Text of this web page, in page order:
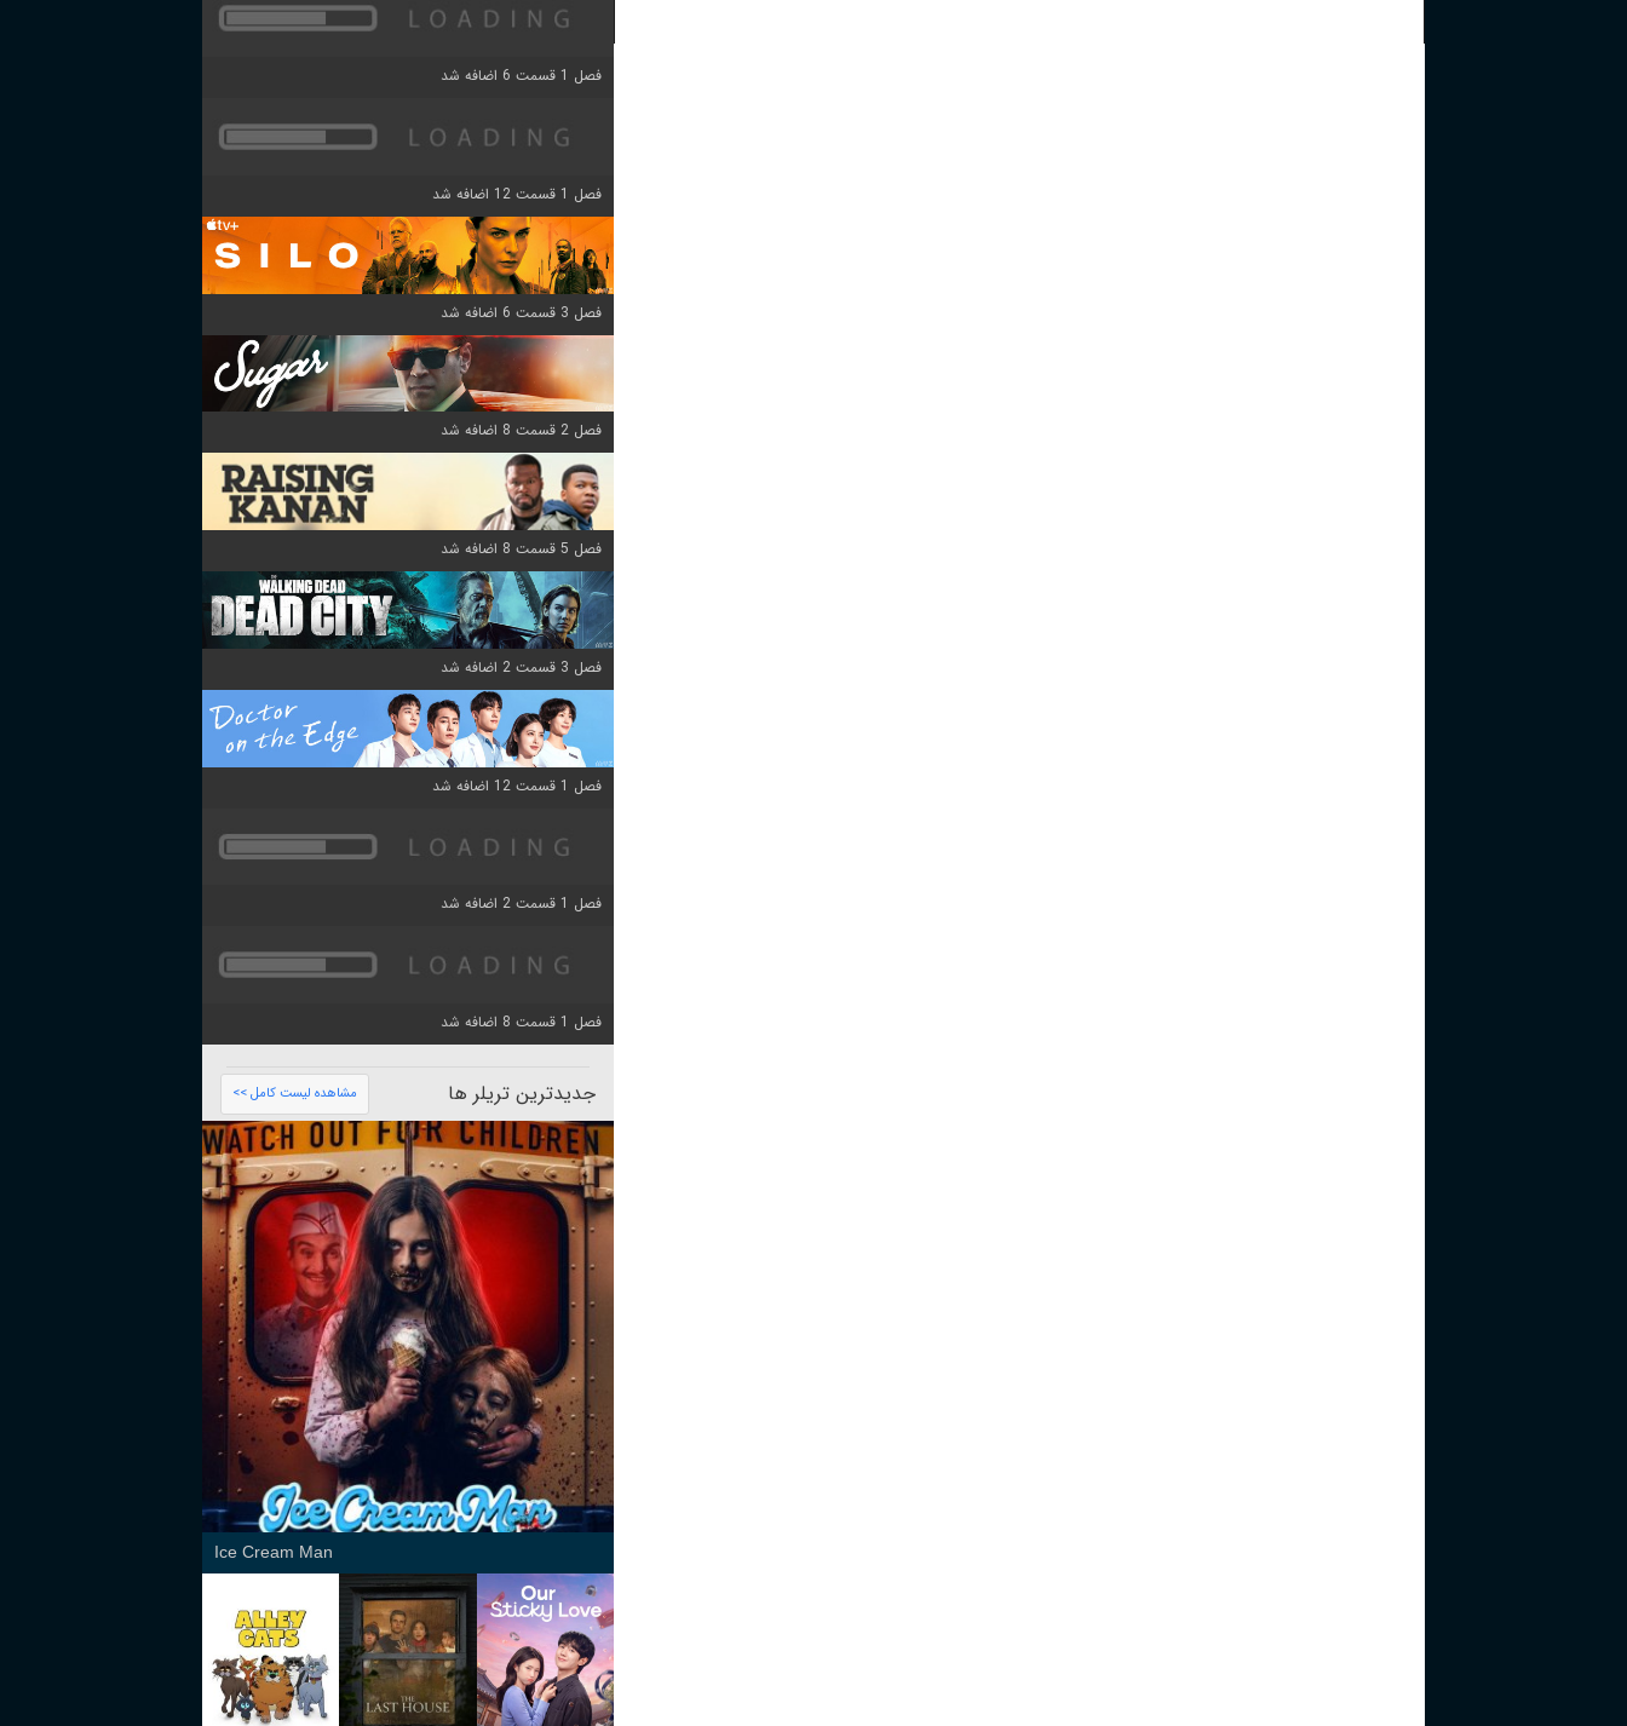
فصل 1 قسمت 6 اضافه شد
فصل 1 قسمت 12 اضافه شد
فصل 3 قسمت 6 اضافه شد
فصل 2 قسمت 8 اضافه شد
فصل 5 قسمت 8 اضافه شد
فصل 3 قسمت 2 اضافه شد
فصل 1 قسمت 12 اضافه شد
فصل 1 قسمت 2 اضافه شد
فصل 1 قسمت 8 اضافه شد
جدیدترین تریلر ها مشاهده لیست کامل >>
Ice Cream Man